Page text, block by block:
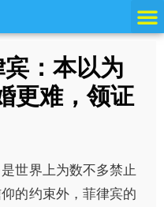
：本以为
更难，领证
世界上为数不多禁止
的约束外，菲律宾的